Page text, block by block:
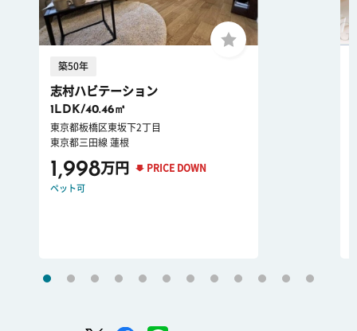
築50年
志村ハビテーション
1LDK/40.46㎡
東京都板橋区東坂下2丁目
東京都三田線 蓮根
1,998万円 PRICE DOWN
ペット可